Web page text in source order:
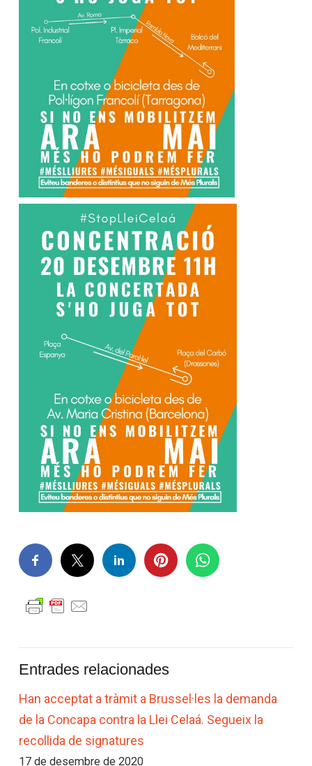
Entrades relacionades
Han acceptat a tràmit a Brussel·les la demanda
de la Concapa contra la Llei Celaá. Segueix la
recollida de signatures
17 de desembre de 2020